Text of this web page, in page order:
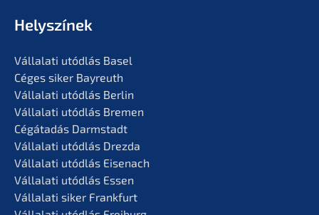
Helyszí­nek
Vállala­ti utódlás Basel
Céges siker Bayreuth
Vállala­ti utódlás Berlin
Vállala­ti utódlás Bremen
Cégáta­dás Darmstadt
Vállala­ti utódlás Drezda
Vállala­ti utódlás Eisenach
Vállala­ti utódlás Essen
Vállala­ti siker Frankfurt